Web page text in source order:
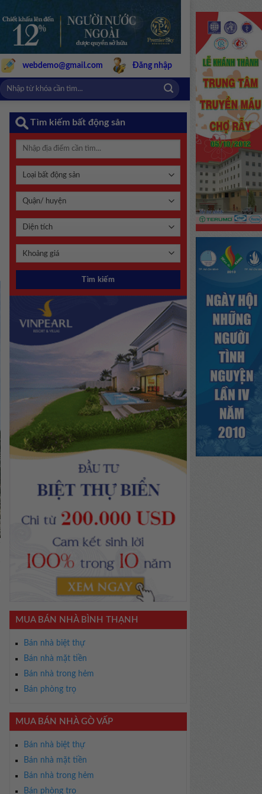
webdemo@gmail.com Đăng nhập
Tìm kiếm bất động sản
MUA BÁN NHÀ BÌNH THẠNH
Bán nhà biệt thự
Bán nhà mặt tiền
Bán nhà trong hẻm
Bán phòng trọ
MUA BÁN NHÀ GÒ VẤP
Bán nhà biệt thự
Bán nhà mặt tiền
Bán nhà trong hẻm
Bán phòng trọ